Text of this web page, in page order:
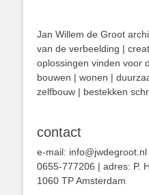
Jan Willem de Groot
van de verbeelding |
oplossingen vinden voor
bouwen | wonen |
zelfbouw | bestekken
contact
e-mail:
0655-777206 | adres: P.
1060 TP Amsterdam